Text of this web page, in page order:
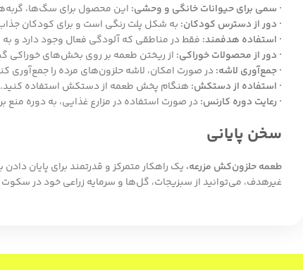
· سمی برای حیوانات خانگی و وحشی: این محصول برای سگ‌ها،
· دور از دسترس کودکان: به شکل پلت رنگی است و برای کودکان
· استفاده هدفمند: فقط در مناطقی که آلودگی فعال وجود دارد و
· دور از محصولات خوراکی: از ریختن طعمه بر روی بخش‌های خوراکی
· جمع‌آوری لاشه:در صورت امکان، لاشه حلزون‌های مرده را جمع‌آوری
· استفاده از دستکش: هنگام پخش طعمه از دستکش استفاده کنید.
· رعایت دوره کارنس:در صورت استفاده در مزارع غذایی، به دوره
سخن پایانی
طعمه حلزون‌کش مزرعه، یک راهکار متمرکز و قدرتمند برای پایان
غیرهدف، می‌توانید از سبزیجات، گل‌ها و سرمایه زراعی خود در